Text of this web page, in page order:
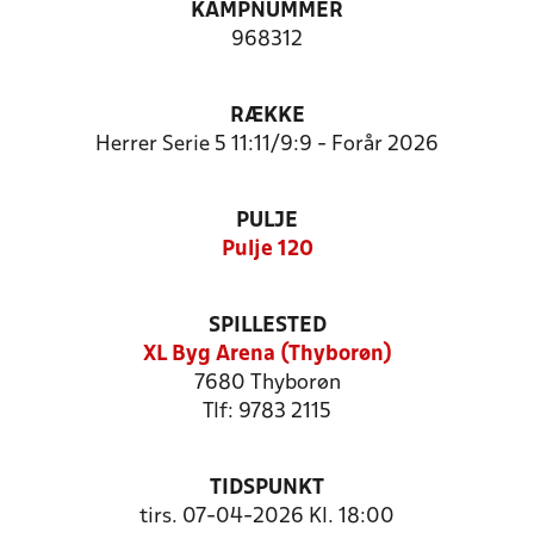
KAMPNUMMER
968312
RÆKKE
Herrer Serie 5 11:11/9:9 - Forår 2026
PULJE
Pulje 120
SPILLESTED
XL Byg Arena (Thyborøn)
7680 Thyborøn
Tlf: 9783 2115
TIDSPUNKT
tirs. 07-04-2026 Kl. 18:00